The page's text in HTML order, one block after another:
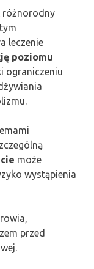
różnorodny
leczenie
poziomu
ograniczeniu
może
wystąpienia
przed